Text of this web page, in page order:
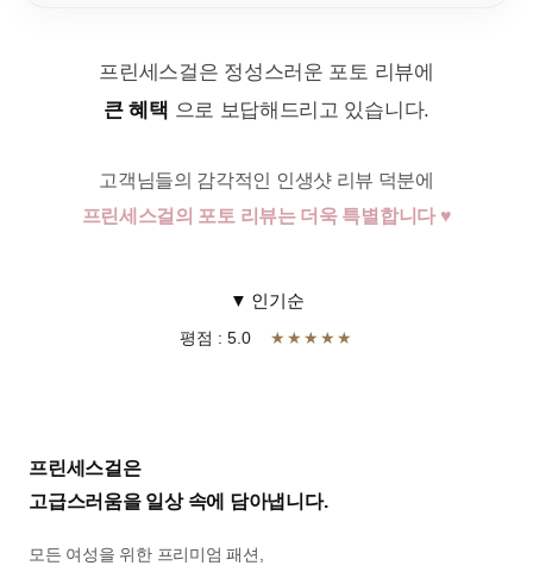
프린세스걸은 정성스러운 포토 리뷰에
큰 혜택 으로 보답해드리고 있습니다.
고객님들의 감각적인 인생샷 리뷰 덕분에
프린세스걸의 포토 리뷰는 더욱 특별합니다 ♥
▼ 인기순
평점 : 5.0 ★★★★★
프린세스걸은
고급스러움을 일상 속에 담아냅니다.
모든 여성을 위한 프리미엄 패션,